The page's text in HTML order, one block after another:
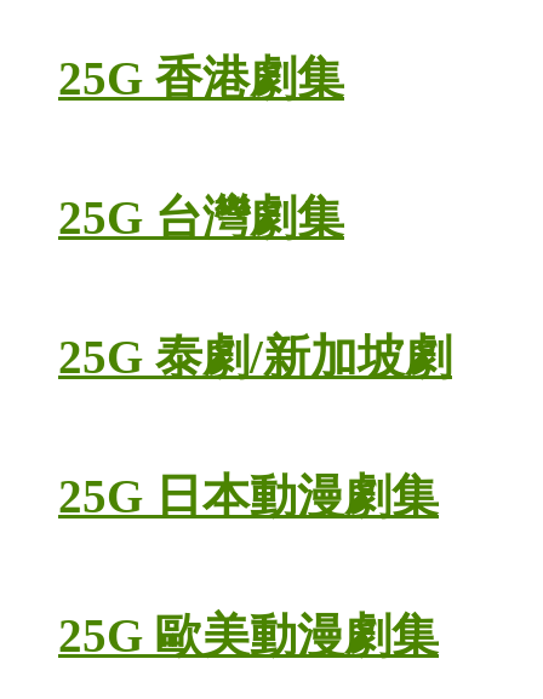
25G 香港劇集
25G 台灣劇集
25G 泰劇/新加坡劇
25G 日本動漫劇集
25G 歐美動漫劇集